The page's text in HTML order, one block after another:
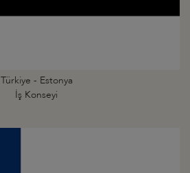
Türkiye - Estonya
İş Konseyi